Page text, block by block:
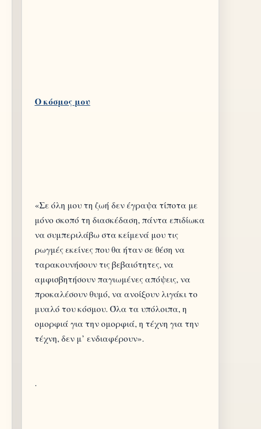
«Σε όλη μου τη ζωή δεν έγραψα τίποτα με
μόνο σκοπό τη διασκέδαση, πάντα επιδίωκα
να συμπεριλάβω στα κείμενά μου τις
ρωγμές εκείνες που θα ήταν σε θέση να
ταρακουνήσουν τις βεβαιότητες, να
αμφισβητήσουν παγιωμένες απόψεις, να
προκαλέσουν θυμό, να ανοίξουν λιγάκι το
μυαλό του κόσμου. Όλα τα υπόλοιπα, η
ομορφιά για την ομορφιά, η τέχνη για την
τέχνη, δεν μ’ ενδιαφέρουν».
.